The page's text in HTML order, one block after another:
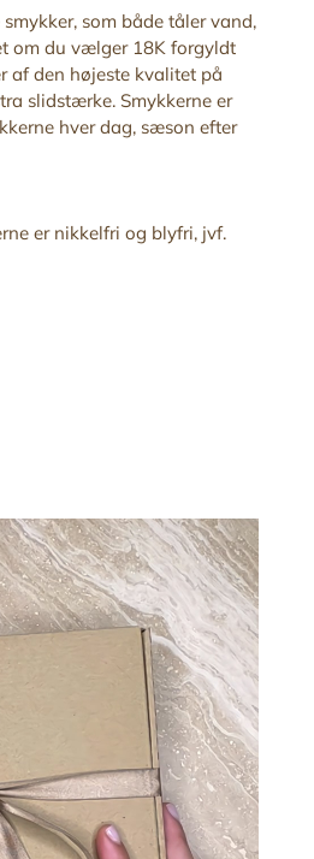
som både tåler vand,
om du vælger 18K forgyldt
af den højeste kvalitet på
slidstærke. Smykkerne er
hver dag, sæson efter
er nikkelfri og blyfri, jvf.